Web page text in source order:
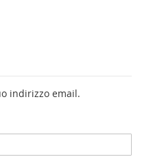
indirizzo email.